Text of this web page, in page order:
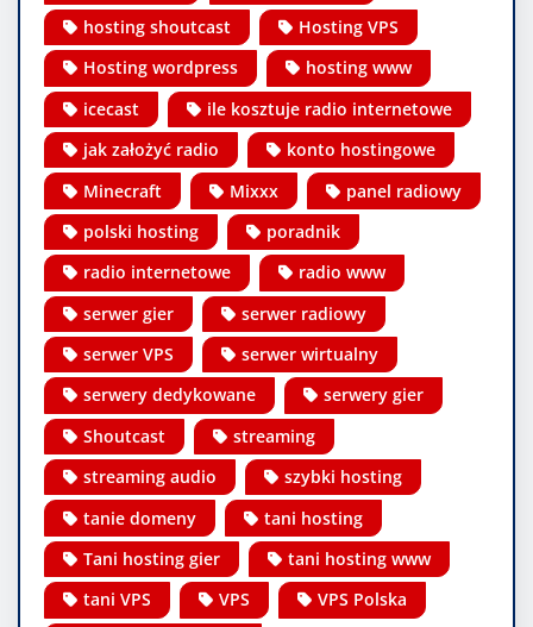
hosting shoutcast
Hosting VPS
Hosting wordpress
hosting www
icecast
ile kosztuje radio internetowe
jak założyć radio
konto hostingowe
Minecraft
Mixxx
panel radiowy
polski hosting
poradnik
radio internetowe
radio www
serwer gier
serwer radiowy
serwer VPS
serwer wirtualny
serwery dedykowane
serwery gier
Shoutcast
streaming
streaming audio
szybki hosting
tanie domeny
tani hosting
Tani hosting gier
tani hosting www
tani VPS
VPS
VPS Polska